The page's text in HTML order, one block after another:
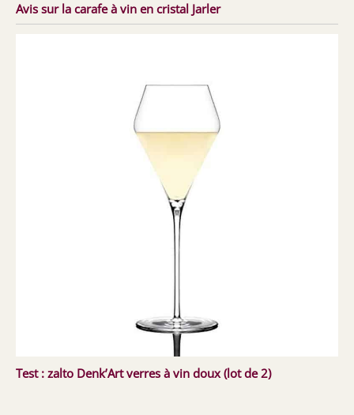
Avis sur la carafe à vin en cristal Jarler
Test : zalto Denk’Art verres à vin doux (lot de 2)